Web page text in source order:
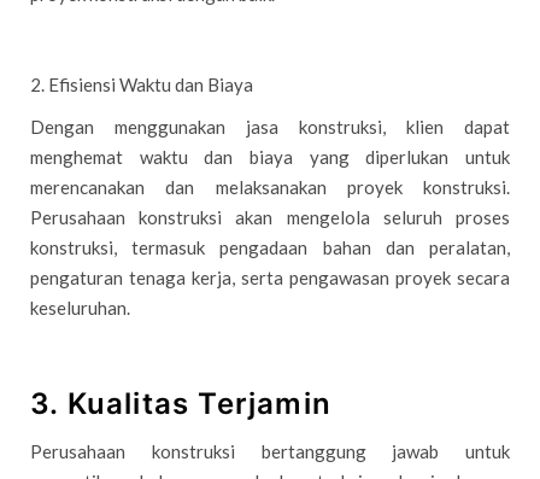
2. Efisiensi Waktu dan Biaya
Dengan menggunakan jasa konstruksi, klien dapat
menghemat waktu dan biaya yang diperlukan untuk
merencanakan dan melaksanakan proyek konstruksi.
Perusahaan konstruksi akan mengelola seluruh proses
konstruksi, termasuk pengadaan bahan dan peralatan,
pengaturan tenaga kerja, serta pengawasan proyek secara
keseluruhan.
3. Kualitas Terjamin
Perusahaan konstruksi bertanggung jawab untuk